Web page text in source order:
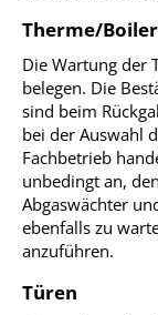
Therme/Boiler
Die Wartung der
belegen. Die
sind beim
bei der Auswahl
Fachbetrieb
unbedingt an,
Abgaswächter
ebenfalls zu
anzuführen.
Türen